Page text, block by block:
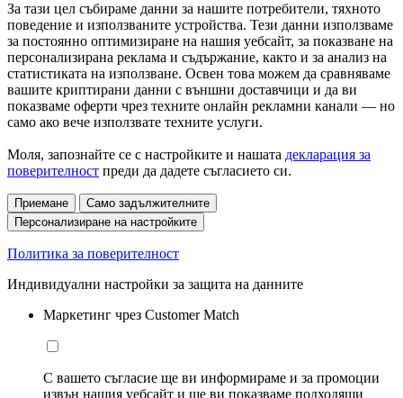
За тази цел събираме данни за нашите потребители, тяхното
поведение и използваните устройства. Тези данни използваме
за постоянно оптимизиране на нашия уебсайт, за показване на
персонализирана реклама и съдържание, както и за анализ на
статистиката на използване. Освен това можем да сравняваме
вашите криптирани данни с външни доставчици и да ви
показваме оферти чрез техните онлайн рекламни канали — но
само ако вече използвате техните услуги.
Моля, запознайте се с настройките и нашата декларация за
поверителност преди да дадете съгласието си.
Приемане
Само задължителните
Персонализиране на настройките
Политика за поверителност
Индивидуални настройки за защита на данните
Маркетинг чрез Customer Match
С вашето съгласие ще ви информираме и за промоции
извън нашия уебсайт и ще ви показваме подходящи